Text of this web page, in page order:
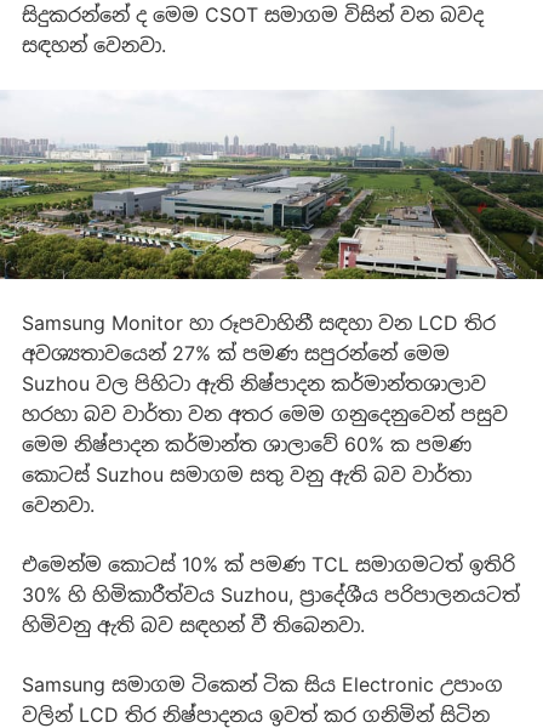
සිදුකරන්නේ ද මෙම CSOT සමාගම විසින් වන බවද
සඳහන් වෙනවා.
Samsung Monitor හා රූපවාහිනී සඳහා වන LCD තිර
අවශ්‍යතාවයෙන් 27% ක් පමණ සපුරන්නේ මෙම
Suzhou වල පිහිටා ඇති නිෂ්පාදන කර්මාන්තශාලාව
හරහා බව වාර්තා වන අතර මෙම ගනුදෙනුවෙන් පසුව
මෙම නිෂ්පාදන කර්මාන්ත ශාලාවේ 60% ක පමණ
කොටස් Suzhou සමාගම සතු වනු ඇති බව වාර්තා
වෙනවා.
එමෙන්ම කොටස් 10% ක් පමණ TCL සමාගමටත් ඉතිරි
30% හි හිමිකාරීත්වය Suzhou, ප්‍රාදේශීය පරිපාලනයටත්
හිමිවනු ඇති බව සඳහන් වී තිබෙනවා.
Samsung සමාගම ටිකෙන් ටික සිය Electronic උපාංග
වලින් LCD තිර නිෂ්පාදනය ඉවත් කර ගනිමින් සිටින